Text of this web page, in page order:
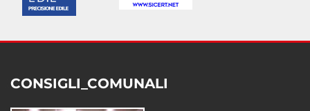
CONSIGLI_COMUNALI